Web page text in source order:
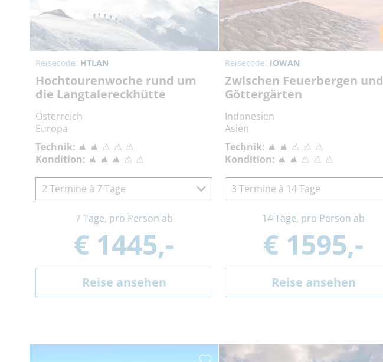
Reisecode: HTLAN
Hochtourenwoche rund um
die Langtalereckhütte
Österreich
Europa
Technik:
Kondition:
2 Termine à 7 Tage
7 Tage, pro Person ab
€ 1445,-
Reise ansehen
Reisecode: IOWAN
Zwischen Feuerbergen und
Göttergärten
Indonesien
Asien
Technik:
Kondition:
3 Termine à 14 Tage
14 Tage, pro Person ab
€ 1595,-
Reise ansehen